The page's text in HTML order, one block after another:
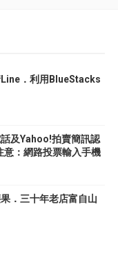
．利用BlueStacks
及Yahoo!拍賣簡訊認
意：網路投票輸入手機
．三十年老店富自山